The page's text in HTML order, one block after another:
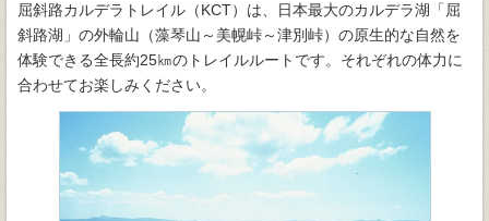
屈斜路カルデラトレイル（KCT）は、日本最大のカルデラ湖「屈
斜路湖」の外輪山（藻琴山～美幌峠～津別峠）の原生的な自然を
体験できる全長約25㎞のトレイルルートです。それぞれの体力に
合わせてお楽しみください。